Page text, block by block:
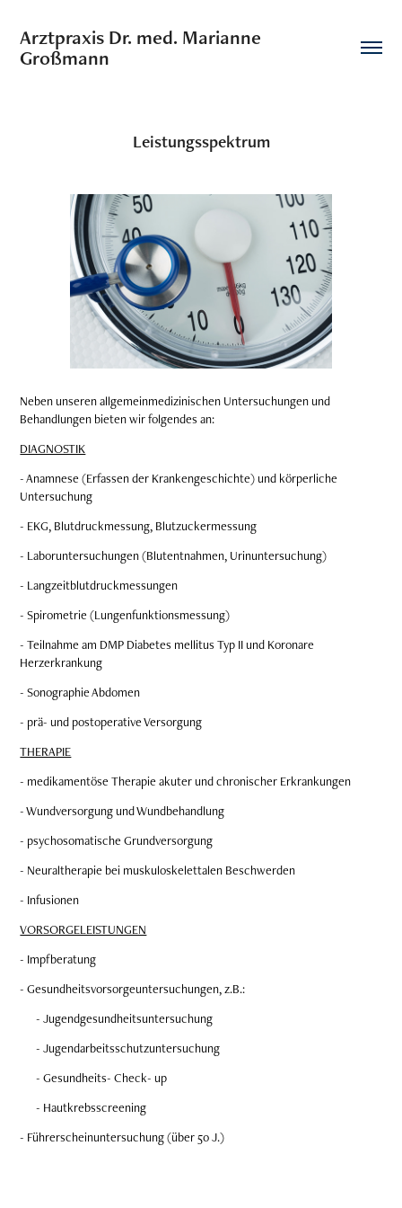
Arztpraxis Dr. med. Marianne
Großmann
Leistungsspektrum
Neben unseren allgemeinmedizinischen Untersuchungen und
Behandlungen bieten wir folgendes an:
DIAGNOSTIK
- Anamnese (Erfassen der Krankengeschichte) und körperliche
Untersuchung
- EKG, Blutdruckmessung, Blutzuckermessung
- Laboruntersuchungen (Blutentnahmen, Urinuntersuchung)
- Langzeitblutdruckmessungen
- Spirometrie (Lungenfunktionsmessung)
- Teilnahme am DMP Diabetes mellitus Typ II und Koronare
Herzerkrankung
- Sonographie Abdomen
- prä- und postoperative Versorgung
THERAPIE
- medikamentöse Therapie akuter und chronischer Erkrankungen
- Wundversorgung und Wundbehandlung
- psychosomatische Grundversorgung
- Neuraltherapie bei muskuloskelettalen Beschwerden
- Infusionen
VORSORGELEISTUNGEN
- Impfberatung
- Gesundheitsvorsorgeuntersuchungen, z.B.:
- Jugendgesundheitsuntersuchung
- Jugendarbeitsschutzuntersuchung
- Gesundheits- Check- up
- Hautkrebsscreening
- Führerscheinuntersuchung (über 50 J.)